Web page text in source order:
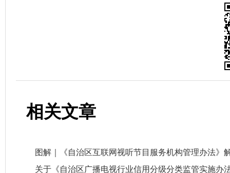
相关文章
图解｜《自治区互联网视听节目服务机构管理办法》
关于《自治区广播电视行业信用分级分类监管实施办